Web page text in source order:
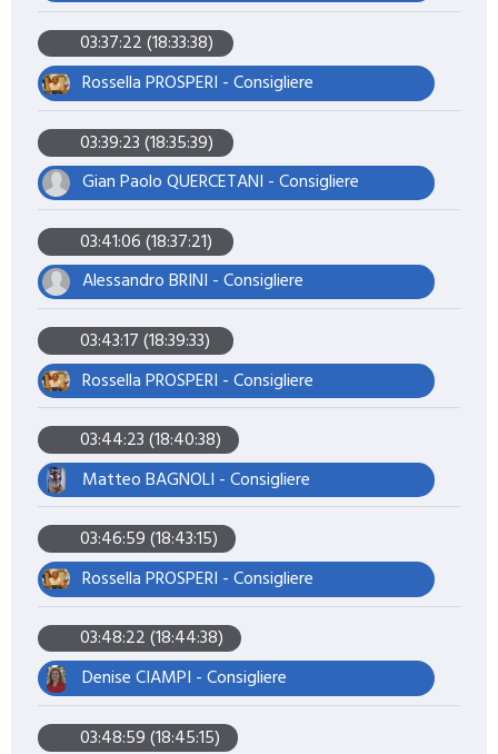
03:37:22 (18:33:38)
Rossella PROSPERI - Consigliere
03:39:23 (18:35:39)
Gian Paolo QUERCETANI - Consigliere
03:41:06 (18:37:21)
Alessandro BRINI - Consigliere
03:43:17 (18:39:33)
Rossella PROSPERI - Consigliere
03:44:23 (18:40:38)
Matteo BAGNOLI - Consigliere
03:46:59 (18:43:15)
Rossella PROSPERI - Consigliere
03:48:22 (18:44:38)
Denise CIAMPI - Consigliere
03:48:59 (18:45:15)